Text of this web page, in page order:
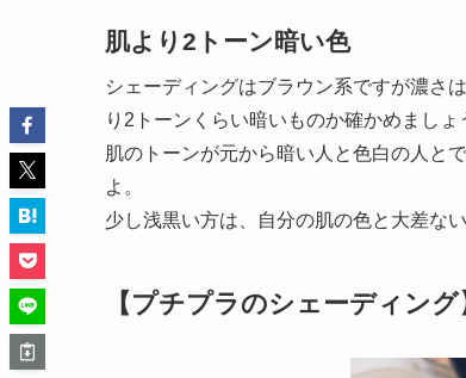
肌より2トーン暗い色
シェーディングはブラウン系ですが濃さ
り2トーンくらい暗いものか確かめましょ
肌のトーンが元から暗い人と色白の人と
よ。
少し浅黒い方は、自分の肌の色と大差な
【プチプラのシェーディン